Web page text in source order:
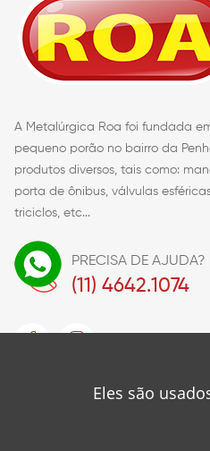
A Metalúrgica Roa foi fundada
pequeno porão no bairro da
produtos diversos, tais como:
porta de ônibus, válvulas
triciclos, etc...
PRECISA DE AJUDA?
(11) 4642.1074
Eles são